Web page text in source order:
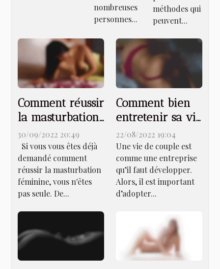
nombreuses
personnes...
méthodes qui
peuvent...
Comment réussir
la masturbation
féminine
30/09/2022 20:49
Si vous vous êtes déjà
demandé comment
réussir la masturbation
féminine, vous n'êtes
pas seule. De...
Comment bien
entretenir sa vie
de couple ?
22/08/2022 19:04
Une vie de couple est
comme une entreprise
qu’il faut développer.
Alors, il est important
d’adopter...